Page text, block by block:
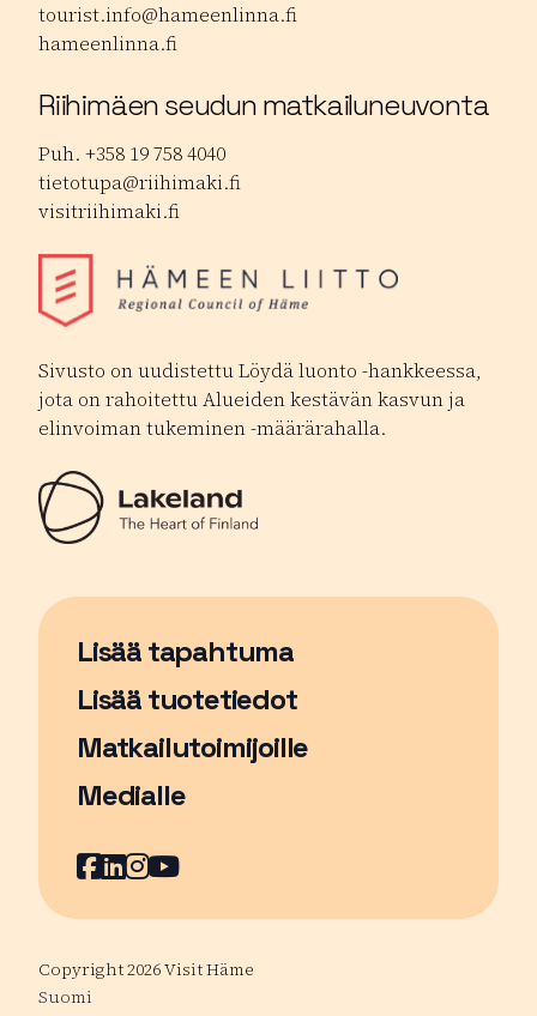
tourist.info@hameenlinna.fi
hameenlinna.fi
Riihimäen seudun matkailuneuvonta
Puh. +358 19 758 4040
tietotupa@riihimaki.fi
visitriihimaki.fi
Sivusto on uudistettu Löydä luonto -hankkeessa,
jota on rahoitettu Alueiden kestävän kasvun ja
elinvoiman tukeminen -määrärahalla.
Lisää tapahtuma
Sivu avautuu uudessa ikkunassa
Lisää tuotetiedot
Matkailutoimijoille
Medialle
Facebook
Sivu avautuu uudessa ikkunassa
LinkedIn
Sivu avautuu uudessa ikkunassa
Instagram
Sivu avautuu uudessa
YouTube
Sivu avautuu uudessa
Copyright 2026 Visit Häme
Suomi